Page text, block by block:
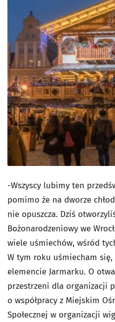
-Wszyscy lubimy ten
pomimo że na dworze
nie opuszcza. Dziś
Bożonarodzeniowy we
wiele uśmiechów, wśród
W tym roku uśmiecham się,
elemencie Jarmarku. O
przestrzeni dla organizacji
o współpracy z Miejskim
Społecznej w organizacji